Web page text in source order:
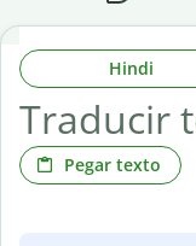
Hindi
Pegar texto